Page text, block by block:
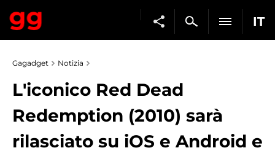
IT
Gagadget Notizia
L'iconico Red Dead
Redemption (2010) sarà
rilasciato su iOS e Android e